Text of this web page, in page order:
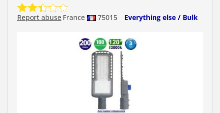
France 75015 Everything else / Bulk
Report abuse